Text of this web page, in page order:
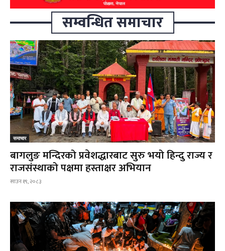
सम्वन्धित समाचार
समाचार
बागलुङ मन्दिरको प्रवेशद्धारबाट सुरु भयो हिन्दु राज्य र
राजसंस्थाको पक्षमा हस्ताक्षर अभियान
साउन १९, २०८३